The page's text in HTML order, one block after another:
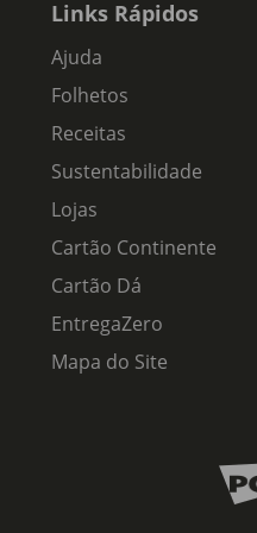
Links Rápidos
Ajuda
Folhetos
Receitas
Sustentabilidade
Lojas
Cartão Continente
Cartão Dá
EntregaZero
Mapa do Site